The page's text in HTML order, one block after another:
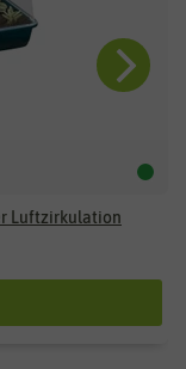
Luftzirkulation